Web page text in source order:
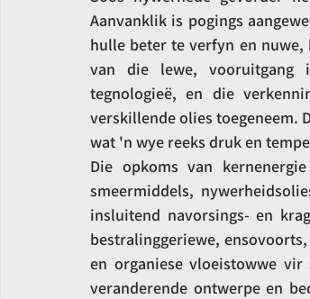
Aanvanklik is pogings
hulle beter te verfyn en nuwe,
van die lewe, vooruitgang
tegnologieë, en die
verskillende olies toegeneem.
wat 'n wye reeks druk en
Die opkoms van
smeermiddels,
insluitend navorsings- en
bestralinggeriewe,
en organiese vloeistowwe
veranderende ontwerpe en